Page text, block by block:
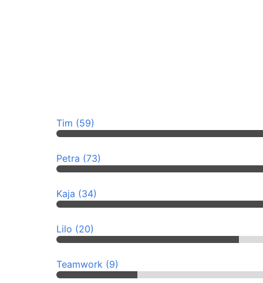
Tim (59)
Petra (73)
Kaja (34)
Lilo (20)
Teamwork (9)